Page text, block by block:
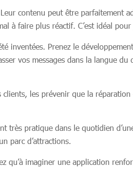
contenu peut être parfaitement
à faire plus réactif. C’est idéal
inventées. Prenez le
vos messages dans la langue
les prévenir que la
très pratique dans le quotidien
parc d’attractions.
qu’à imaginer une application